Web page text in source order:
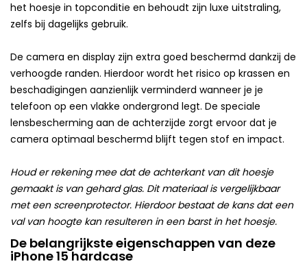
het hoesje in topconditie en behoudt zijn luxe uitstraling,
zelfs bij dagelijks gebruik.
De camera en display zijn extra goed beschermd dankzij de
verhoogde randen. Hierdoor wordt het risico op krassen en
beschadigingen aanzienlijk verminderd wanneer je je
telefoon op een vlakke ondergrond legt. De speciale
lensbescherming aan de achterzijde zorgt ervoor dat je
camera optimaal beschermd blijft tegen stof en impact.
Houd er rekening mee dat de achterkant van dit hoesje
gemaakt is van gehard glas. Dit materiaal is vergelijkbaar
met een screenprotector. Hierdoor bestaat de kans dat een
val van hoogte kan resulteren in een barst in het hoesje.
De belangrijkste eigenschappen van deze
iPhone 15 hardcase